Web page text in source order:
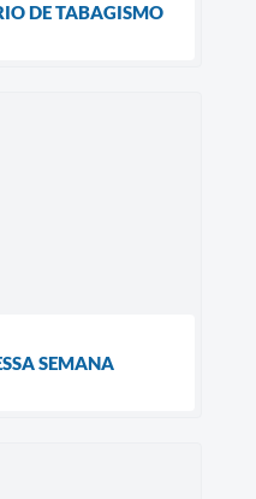
DE TABAGISMO
SEMANA